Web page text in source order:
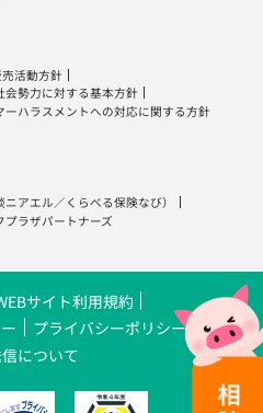
活動方針
会勢力に対する基本方針
ーハラスメントへの対応に関する方針
ニアエル／ くらべる保険なび）
プラザパートナーズ
サイト利用規約
プライバシーポリシー
について